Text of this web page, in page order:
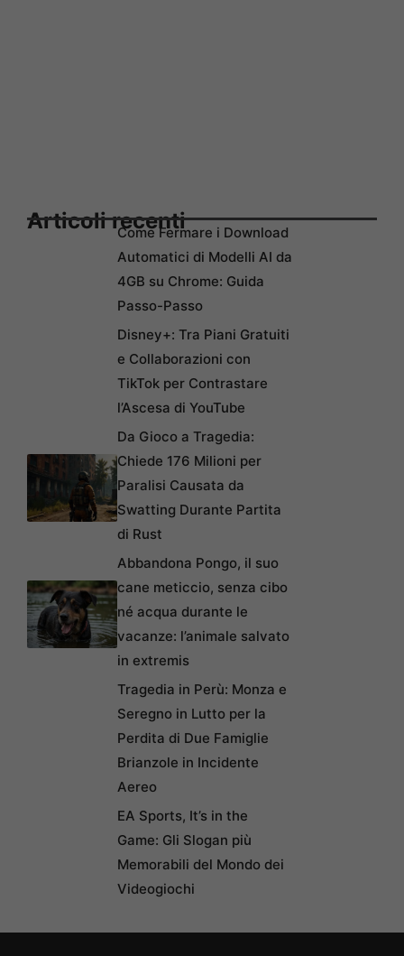
Articoli recentiCome Fermare i Download
Automatici di Modelli AI da
4GB su Chrome: Guida
Passo-Passo
Disney+: Tra Piani Gratuiti
e Collaborazioni con
TikTok per Contrastare
l’Ascesa di YouTube
Da Gioco a Tragedia:
Chiede 176 Milioni per
Paralisi Causata da
Swatting Durante Partita
di Rust
Abbandona Pongo, il suo
cane meticcio, senza cibo
né acqua durante le
vacanze: l’animale salvato
in extremis
Tragedia in Perù: Monza e
Seregno in Lutto per la
Perdita di Due Famiglie
Brianzole in Incidente
Aereo
EA Sports, It’s in the
Game: Gli Slogan più
Memorabili del Mondo dei
Videogiochi